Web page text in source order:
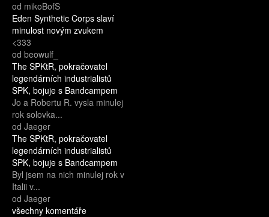
od mikoBofS
Eden Synthetic Corps slaví
minulost novým zvukem
<333
od beowulf_
The SPKtR, pokračovatel
legendárních industrialistů
SPK, bojuje s Bandcampem
Jo a Robertu R. vysla minulej
rok solovka...
od Jaeger
The SPKtR, pokračovatel
legendárních industrialistů
SPK, bojuje s Bandcampem
Byl jsem na nich minulej rok v
Italii v...
od Jaeger
všechny komentáře